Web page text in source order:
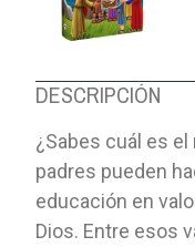
DESCRIPCIÓN
¿Sabes cuál es
padres pueden
educación en
Dios. Entre esos